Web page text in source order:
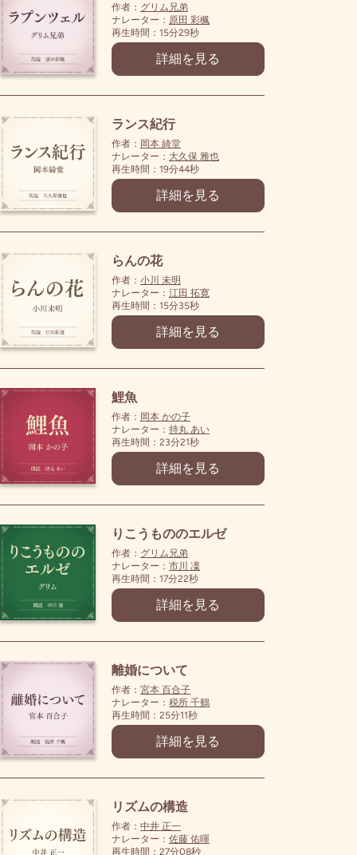
作者： グリム兄弟
ナレーター： 原田 彩楓
再生時間：15分29秒
詳細を見る
ランス紀行
作者： 岡本 綺堂
ナレーター： 大久保 雅也
再生時間：19分44秒
詳細を見る
らんの花
作者： 小川 未明
ナレーター： 江田 拓寛
再生時間：15分35秒
詳細を見る
鯉魚
作者： 岡本 かの子
ナレーター： 持丸 あい
再生時間：23分21秒
詳細を見る
りこうもののエルゼ
作者： グリム兄弟
ナレーター： 市川 凜
再生時間：17分22秒
詳細を見る
離婚について
作者： 宮本 百合子
ナレーター： 税所 千鶴
再生時間：25分11秒
詳細を見る
リズムの構造
作者： 中井 正一
ナレーター： 佐藤 佑暉
再生時間：27分08秒